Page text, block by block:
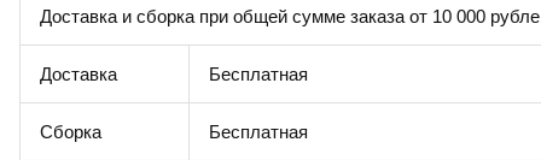
Доставка и сборка при общей сумме заказа от 10 000
Доставка Бесплатная
Сборка Бесплатная